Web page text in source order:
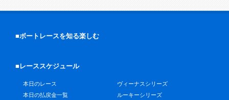
■ボートレースを知る楽しむ
■レーススケジュール
本日のレース
本日の払戻金一覧
ヴィーナスシリーズ
ルーキーシリーズ